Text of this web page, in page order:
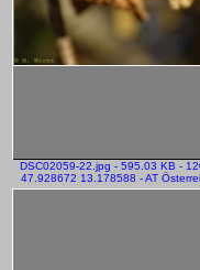
DSC02059-22.jpg - 595.03 KB -
47.928672 13.178588 - AT